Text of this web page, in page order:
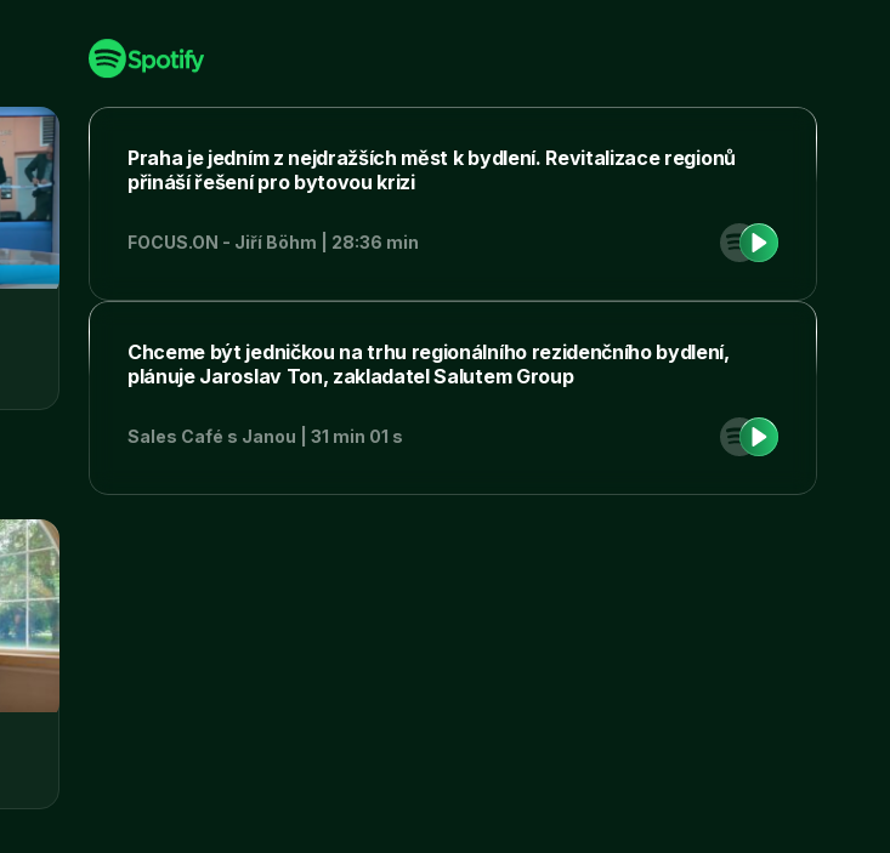
průmyslového areálu v moderní
Praha je jedním z nejdražších měst k bydlení. Revitalizace regionů
přináší řešení pro bytovou krizi
FOCUS.ON - Jiří Böhm | 28:36 min
Chceme být jedničkou na trhu regionálního rezidenčního bydlení,
plánuje Jaroslav Ton, zakladatel Salutem Group
Sales Café s Janou | 31 min 01 s